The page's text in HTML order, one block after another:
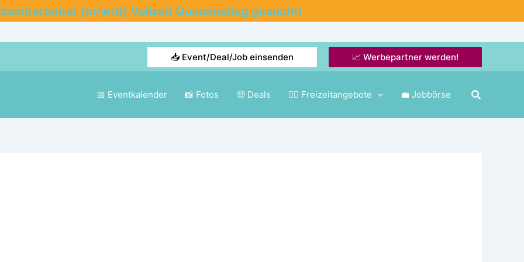
(m/w/d) Vollzeit Quereinstieg gesucht!
📥 Event/Deal/Job einsenden 📈 Werbepartner werden!
📅 Eventkalender 📸 Fotos 🤑 Deals 🤸‍♂️ Freizeitangebote 💼 Jobbörse